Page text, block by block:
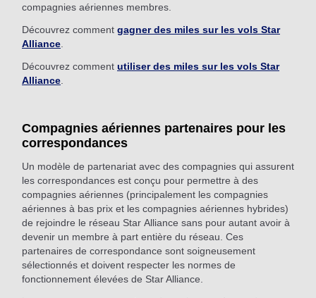
compagnies aériennes membres.
Découvrez comment gagner des miles sur les vols Star
Alliance.
Découvrez comment utiliser des miles sur les vols Star
Alliance.
Compagnies aériennes partenaires pour les
correspondances
Un modèle de partenariat avec des compagnies qui assurent
les correspondances est conçu pour permettre à des
compagnies aériennes (principalement les compagnies
aériennes à bas prix et les compagnies aériennes hybrides)
de rejoindre le réseau Star Alliance sans pour autant avoir à
devenir un membre à part entière du réseau. Ces
partenaires de correspondance sont soigneusement
sélectionnés et doivent respecter les normes de
fonctionnement élevées de Star Alliance.